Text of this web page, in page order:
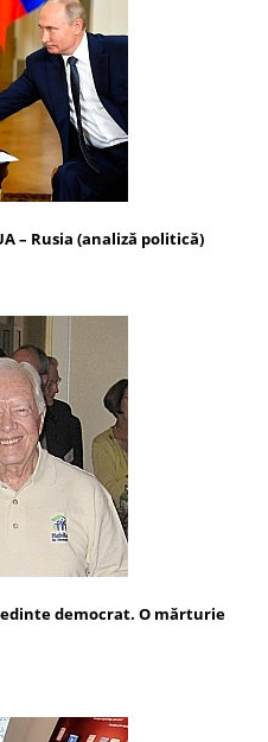
– Rusia (analiză politică)
democrat. O mărturie